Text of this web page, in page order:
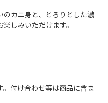
のカニ身と、とろりとした濃
しみいただけます。
付け合わせ等は商品に含ま